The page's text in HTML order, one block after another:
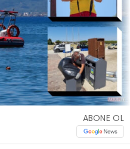
ABONE OL